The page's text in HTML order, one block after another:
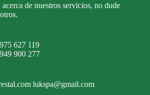
de nuestros servicios, no dude
627 119
900 277
lukspa@gmail.com